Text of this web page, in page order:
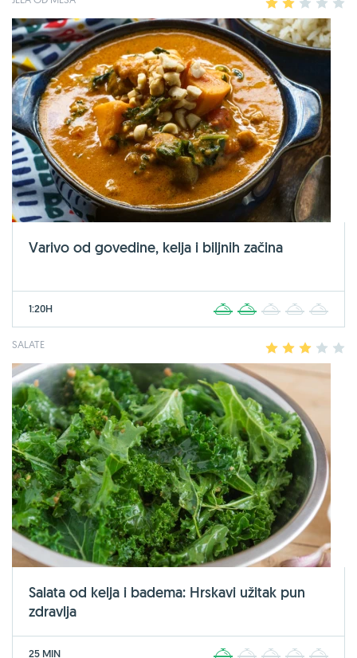
2 3 4
Varivo od govedine, kelja i biljnih začina
1:20H 2 3 4
SALATE 2 3 4
Salata od kelja i badema: Hrskavi užitak pun
zdravlja
25 MIN